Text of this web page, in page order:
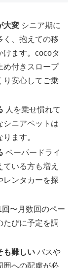
大変 シニア期に
く、抱えての移
けます。cocoタ
め付きスロープ
り安心してご乗
人を乗せ慣れて
シニアペットは
ます。
ペーパードライ
いる方も増え
レンタカーを探
〜月数回のペー
たびに予定を調
も難しい バスや
囲への配慮が必